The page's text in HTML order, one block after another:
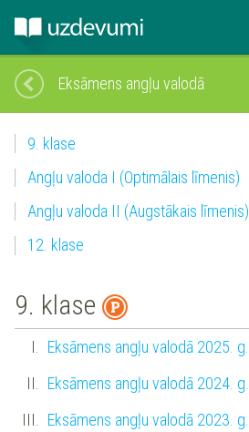
Eksāmens angļu valodā
9. klase
Angļu valoda I (Optimālais līmenis)
Angļu valoda II (Augstākais līmenis)
12. klase
9. klase
Eksāmens angļu valodā 2025. g.
Eksāmens angļu valodā 2024. g.
Eksāmens angļu valodā 2023. g.